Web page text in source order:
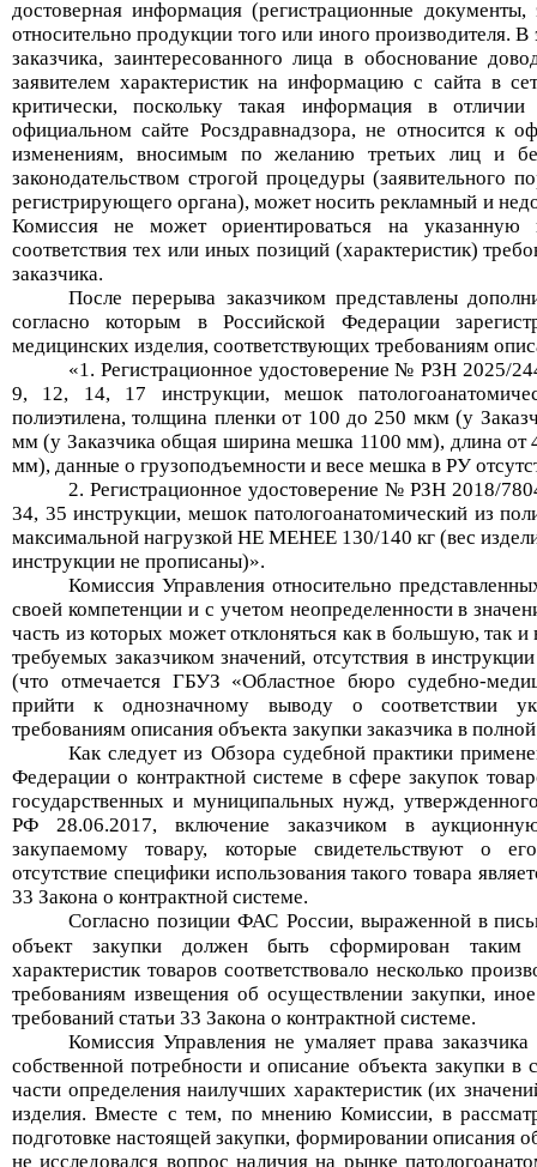
достоверная информация (регистрационные документы,
относительно продукции того или иного производителя. В
заказчика, заинтересованного лица в обоснование
заявителем характеристик на информацию с сайта в
критически, поскольку такая информация в
официальном сайте Росздравнадзора, не относится к
изменениям, вносимым по желанию третьих лиц и
законодательством строгой процедуры (заявительного
регистрирующего органа), может носить рекламный и
Комиссия не может ориентироваться на указанную
соответствия тех или иных позиций (характеристик)
заказчика.
После перерыва заказчиком представлены
согласно которым в Российской Федерации
медицинских изделия, соответствующих требованиям
«1. Регистрационное удостоверение № РЗН 2025/
9, 12, 14, 17 инструкции, мешок
полиэтилена, толщина пленки от 100 до 250 мкм (у
мм (у Заказчика общая ширина мешка 1100 мм), длина от
мм), данные о грузоподъемности и весе мешка в РУ
2. Регистрационное удостоверение № РЗН 2018/
34, 35 инструкции, мешок патологоанатомический из
максимальной нагрузкой НЕ МЕНЕЕ 130/140 кг (вес
инструкции не прописаны)».
Комиссия Управления относительно
своей компетенции и с учетом неопределенности в
часть из которых может отклоняться как в большую, так
требуемых заказчиком значений, отсутствия в инструкции
(что отмечается ГБУЗ «Областное бюро судебно-
прийти к однозначному выводу о соответствии
требованиям описания объекта закупки заказчика в
Как следует из Обзорасудебной практики
Федерации о контрактной системе в сфере закупок
государственных и муниципальных нужд,
РФ 28.06.2017, включение заказчиком в
закупаемому товару, которые свидетельствуют о
отсутствие специфики использования такого товара
33 Закона о контрактной системе.
Согласно позиции ФАС России, выраженной в п
объект закупки должен быть сформирован таким
характеристик товаров соответствовало несколько
требованиям извещения об осуществлении закупки,
требований статьи 33 Закона о контрактной системе.
Комиссия Управления не умаляет права
собственной потребности и описание объекта закупки в
части определения наилучших характеристик (их
изделия. Вместе с тем, по мнению Комиссии, в
подготовке настоящей закупки, формировании описания
не исследовался вопрос наличия на рынке